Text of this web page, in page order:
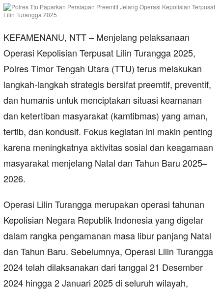
KEFAMENANU, NTT – Menjelang pelaksanaan
Operasi Kepolisian Terpusat Lilin Turangga 2025,
Polres Timor Tengah Utara (TTU) terus melakukan
langkah-langkah strategis bersifat preemtif, preventif,
dan humanis untuk menciptakan situasi keamanan
dan ketertiban masyarakat (kamtibmas) yang aman,
tertib, dan kondusif. Fokus kegiatan ini makin penting
karena meningkatnya aktivitas sosial dan keagamaan
masyarakat menjelang Natal dan Tahun Baru 2025–
2026.
Operasi Lilin Turangga merupakan operasi tahunan
Kepolisian Negara Republik Indonesia yang digelar
dalam rangka pengamanan masa libur panjang Natal
dan Tahun Baru. Sebelumnya, Operasi Lilin Turangga
2024 telah dilaksanakan dari tanggal 21 Desember
2024 hingga 2 Januari 2025 di seluruh wilayah,